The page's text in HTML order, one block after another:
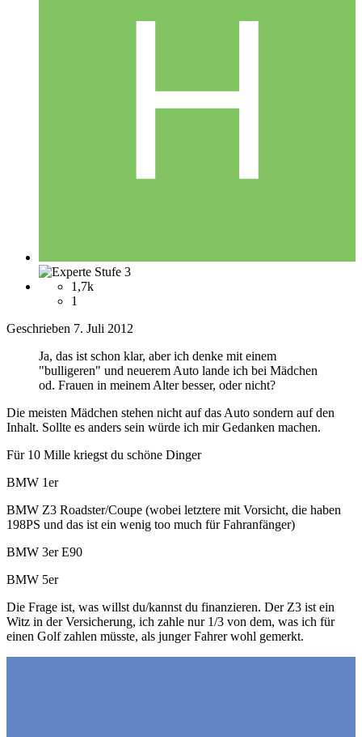
1,7k
1
Geschrieben 7. Juli 2012
Ja, das ist schon klar, aber ich denke mit einem
"bulligeren" und neuerem Auto lande ich bei Mädchen
od. Frauen in meinem Alter besser, oder nicht?
Die meisten Mädchen stehen nicht auf das Auto sondern auf den
Inhalt. Sollte es anders sein würde ich mir Gedanken machen.
Für 10 Mille kriegst du schöne Dinger
BMW 1er
BMW Z3 Roadster/Coupe (wobei letztere mit Vorsicht, die haben
198PS und das ist ein wenig too much für Fahranfänger)
BMW 3er E90
BMW 5er
Die Frage ist, was willst du/kannst du finanzieren. Der Z3 ist ein
Witz in der Versicherung, ich zahle nur 1/3 von dem, was ich für
einen Golf zahlen müsste, als junger Fahrer wohl gemerkt.